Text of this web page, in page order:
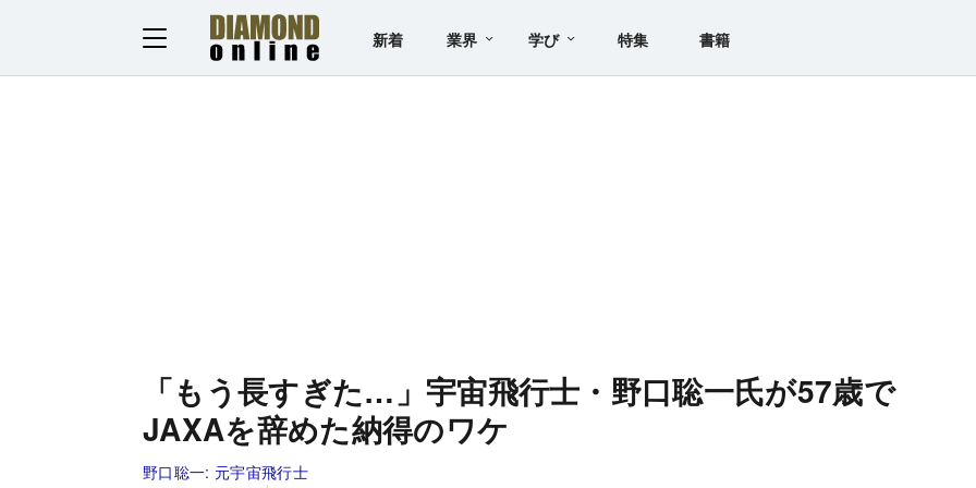
新着 業界 学び 特集 書籍
「もう長すぎた…」宇宙飛行士・野口聡一氏が57歳で
JAXAを辞めた納得のワケ
野口聡一: 元宇宙飛行士